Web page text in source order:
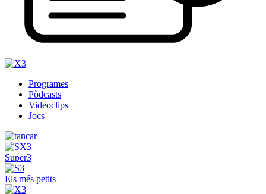
Programes
Pòdcasts
Videoclips
Jocs
Super3
Els més petits